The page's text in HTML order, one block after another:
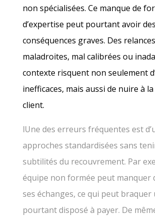
non spécialisées. Ce manque de
d’expertise peut pourtant avoir des
conséquences graves. Des relances
maladroites, mal calibrées ou
contexte risquent non seulement
inefficaces, mais aussi de nuire à
client.
lUne des erreurs fréquentes est
approches standardisées sans
subtilités du recouvrement. Par
équipe non formée peut manquer
ses échanges, ce qui peut braquer
pourtant disposé à payer. De